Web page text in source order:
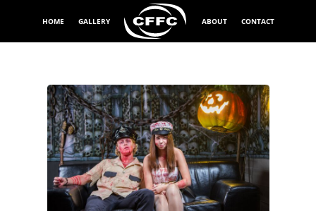
HOME GALLERY ABOUT CONTACT
Exponeringstid
1/160 sek
Bländare
f/4.5